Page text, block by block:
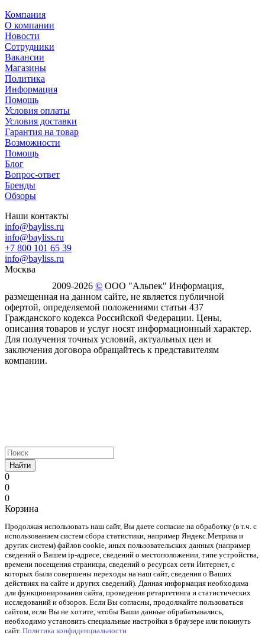
Компания
О компании
Новости
Сотрудники
Вакансии
Магазины
Политика
Информация
Помощь
Условия оплаты
Условия доставки
Гарантия на товар
Возможности
Помощь
Блог
Вопрос-ответ
Бренды
Обзоры
Наши контакты
info@bayliss.ru
info@bayliss.ru
+7 800 101 65 39
info@bayliss.ru
Москва
2009-2026 © ООО "Альпек" Информация,
размещенная на данном сайте, не является публичной
офертой, определяемой положениями статьи 437
Гражданского кодекса Российской Федерации. Цены,
описания товаров и услуг носят информационный характер.
Для получения точных условий, актуальных цен и
заключения договора обращайтесь к представителям
компании.
Найти
0
0
0
Корзина
Продолжая использовать наш cайт, Вы даете согласие на обработку (в т.ч. с
использованием систем сбора статистики, например Яндекс.Метрика и
других систем) файлов cookie, иных пользовательских данных (например
сведений о Вашем ip-адресе, сведений о местоположении, типе устройства,
времени посещения страницы, сведений о ресурсах сети Интернет, с
которых были совершены переходы на наш сайт, сведения о Ваших
действиях на сайте и других сведений). Данная информация необходима
для функционирования сайта, проведения ретаргетинга и статистических
исследований и обзоров. Если Вы согласны, продолжайте пользоваться
сайтом, если Вы не хотите, чтобы Ваши данные обрабатывались,
необходимо установить специальные настройки в браузере или покинуть
сайт. Политика конфиденциальности